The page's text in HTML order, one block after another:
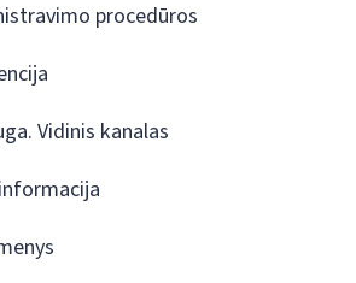
procedūros
Vidinis kanalas